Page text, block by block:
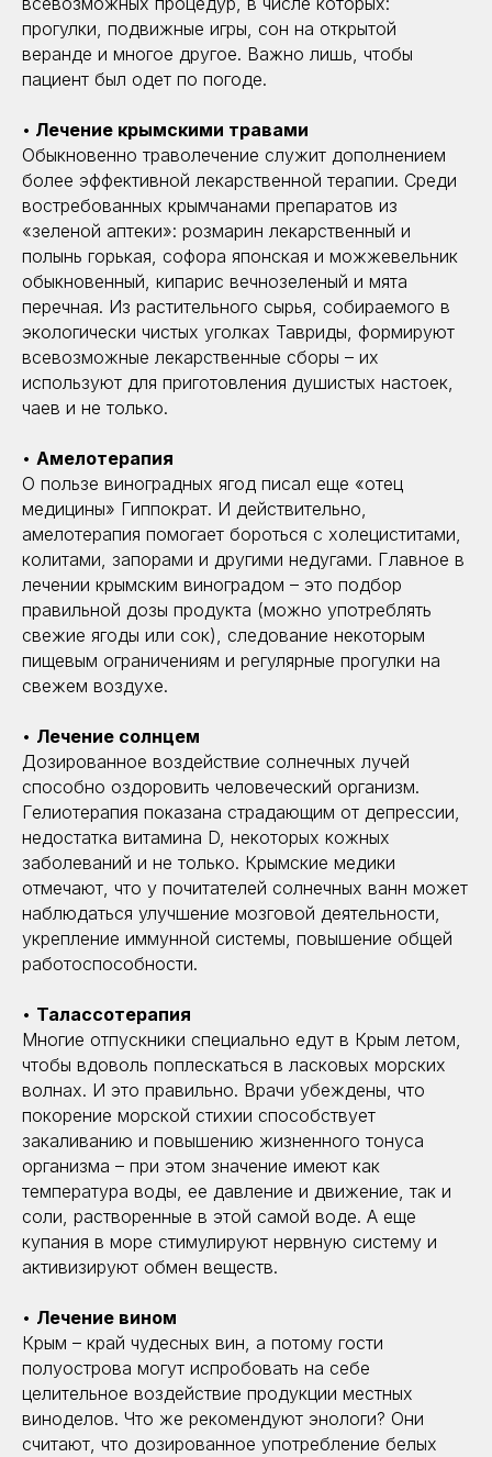
прогулки, подвижные игры, сон на открытой
веранде и многое другое. Важно лишь, чтобы
пациент был одет по погоде.
• Лечение крымскими травами
Обыкновенно траволечение служит дополнением
более эффективной лекарственной терапии. Среди
востребованных крымчанами препаратов из
«зеленой аптеки»: розмарин лекарственный и
полынь горькая, софора японская и можжевельник
обыкновенный, кипарис вечнозеленый и мята
перечная. Из растительного сырья, собираемого в
экологически чистых уголках Тавриды, формируют
всевозможные лекарственные сборы – их
используют для приготовления душистых настоек,
чаев и не только.
• Амелотерапия
О пользе виноградных ягод писал еще «отец
медицины» Гиппократ. И действительно,
амелотерапия помогает бороться с холециститами,
колитами, запорами и другими недугами. Главное в
лечении крымским виноградом – это подбор
правильной дозы продукта (можно употреблять
свежие ягоды или сок), следование некоторым
пищевым ограничениям и регулярные прогулки на
свежем воздухе.
• Лечение солнцем
Дозированное воздействие солнечных лучей
способно оздоровить человеческий организм.
Гелиотерапия показана страдающим от депрессии,
недостатка витамина D, некоторых кожных
заболеваний и не только. Крымские медики
отмечают, что у почитателей солнечных ванн может
наблюдаться улучшение мозговой деятельности,
укрепление иммунной системы, повышение общей
работоспособности.
• Талассотерапия
Многие отпускники специально едут в Крым летом,
чтобы вдоволь поплескаться в ласковых морских
волнах. И это правильно. Врачи убеждены, что
покорение морской стихии способствует
закаливанию и повышению жизненного тонуса
организма – при этом значение имеют как
температура воды, ее давление и движение, так и
соли, растворенные в этой самой воде. А еще
купания в море стимулируют нервную систему и
активизируют обмен веществ.
• Лечение вином
Крым – край чудесных вин, а потому гости
полуострова могут испробовать на себе
целительное воздействие продукции местных
виноделов. Что же рекомендуют энологи? Они
считают, что дозированное употребление белых